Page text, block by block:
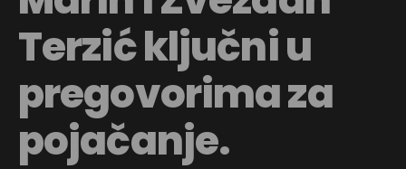
Terzić ključni u
pregovorima za
pojačanje.